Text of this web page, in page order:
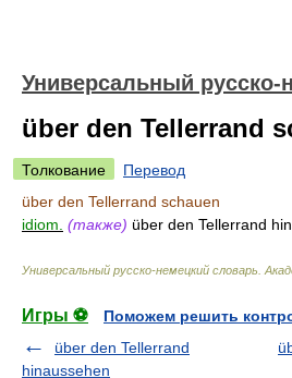
Универсальный русско-
über den Tellerrand
Толкование
Перевод
über den Tellerrand schauen
idiom. (также) über den Tellerrand
Универсальный русско-немецкий словарь
Игры ⚽
Поможем решить
über den Tellerrand
hinaussehen